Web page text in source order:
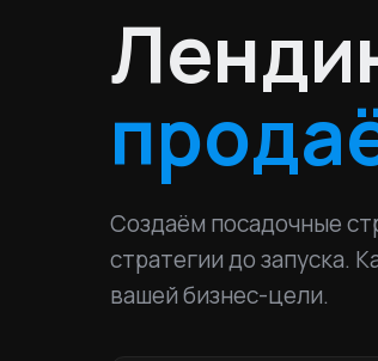
Создаём посадочные
стратегии до запуска.
вашей бизнес-цели.